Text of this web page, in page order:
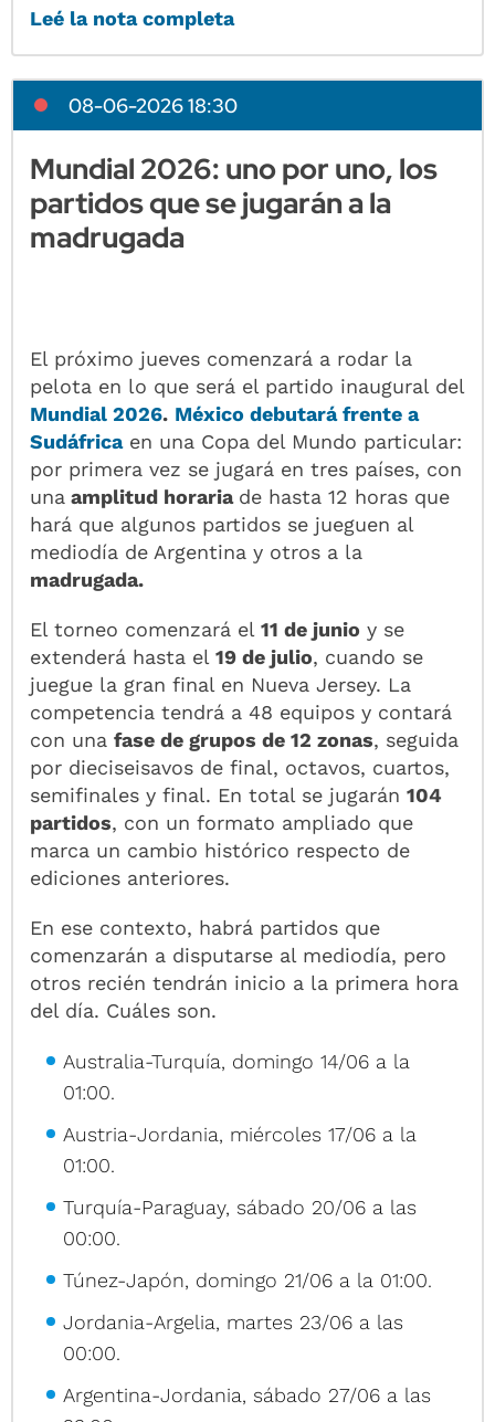
Leé la nota completa
08-06-2026 18:30
Mundial 2026: uno por uno, los
partidos que se jugarán a la
madrugada
El próximo jueves comenzará a rodar la
pelota en lo que será el partido inaugural del
Mundial 2026. México debutará frente a
Sudáfricaen una Copa del Mundo particular:
por primera vez se jugará en tres países, con
una amplitud horaria de hasta 12 horas que
hará que algunos partidos se jueguen al
mediodía de Argentina y otros a la
madrugada.
El torneo comenzará el11 de junio y se
extenderá hasta el19 de julio, cuando se
juegue la gran final en Nueva Jersey. La
competencia tendrá a 48 equipos y contará
con unafase de grupos de 12 zonas, seguida
por dieciseisavos de final, octavos, cuartos,
semifinales y final. En total se jugarán104
partidos, con un formato ampliado que
marca un cambio histórico respecto de
ediciones anteriores.
En ese contexto, habrá partidos que
comenzarán a disputarse al mediodía, pero
otros recién tendrán inicio a la primera hora
del día. Cuáles son.
Australia-Turquía, domingo 14/06 a la
01:00.
Austria-Jordania, miércoles 17/06 a la
01:00.
Turquía-Paraguay, sábado 20/06 a las
00:00.
Túnez-Japón, domingo 21/06 a la 01:00.
Jordania-Argelia, martes 23/06 a las
00:00.
Argentina-Jordania, sábado 27/06 a las